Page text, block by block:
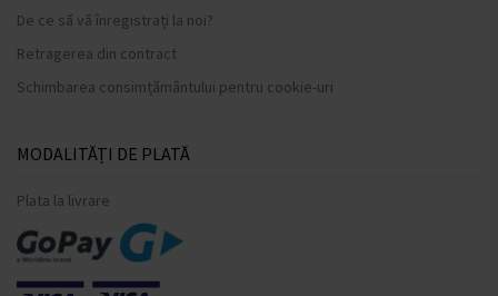
De ce să vă înregistrați la noi?
Retragerea din contract
Schimbarea consimțământului pentru cookie-uri
MODALITĂȚI DE PLATĂ
Plata la livrare